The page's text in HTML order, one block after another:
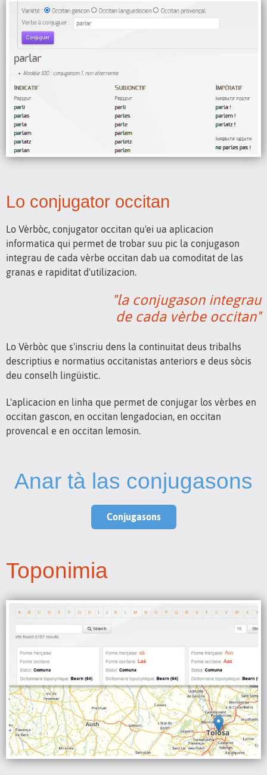
Lo conjugator occitan
Lo Vèrbòc, conjugator occitan qu'ei ua aplicacion
informatica qui permet de trobar suu pic la conjugason
integrau de cada vèrbe occitan dab ua comoditat de las
granas e rapiditat d'utilizacion.
"la conjugason integrau
de cada vèrbe occitan"
Lo Vèrbòc que s'inscriu dens la continuitat deus tribalhs
descriptius e normatius occitanistas anteriors e deus sòcis
deu conselh lingüistic.
L'aplicacion en linha que permet de conjugar los vèrbes en
occitan gascon, en occitan lengadocian, en occitan
provencal e en occitan lemosin.
Anar tà las conjugasons
Conjugasons
Toponimia